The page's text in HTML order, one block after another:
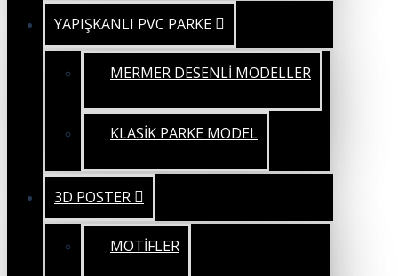
YAPIŞKANLI PVC PARKE
MERMER DESENLİ MODELLER
KLASİK PARKE MODEL
3D POSTER
MOTİFLER